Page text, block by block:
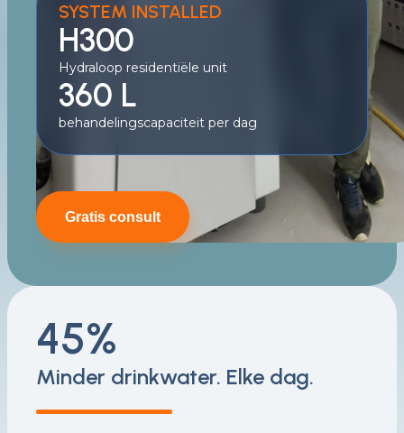
SYSTEM INSTALLED
H300
Hydraloop residentiële unit
360 L
behandelingscapaciteit per dag
Gratis consult
45%
Minder drinkwater. Elke dag.